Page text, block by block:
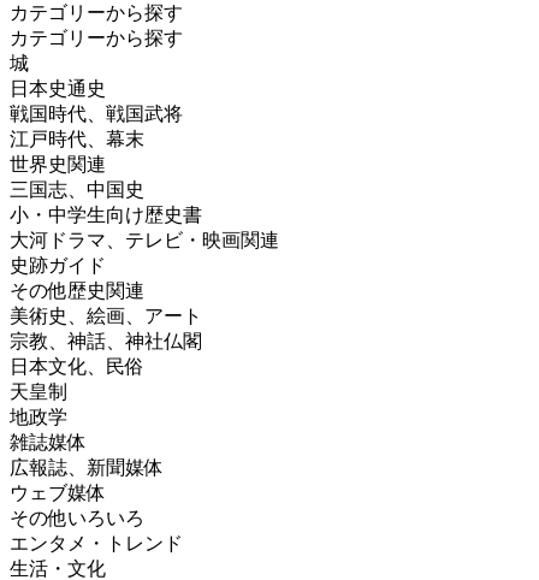
カテゴリーから探す
カテゴリーから探す
城
日本史通史
戦国時代、戦国武将
江戸時代、幕末
世界史関連
三国志、中国史
小・中学生向け歴史書
大河ドラマ、テレビ・映画関連
史跡ガイド
その他歴史関連
美術史、絵画、アート
宗教、神話、神社仏閣
日本文化、民俗
天皇制
地政学
雑誌媒体
広報誌、新聞媒体
ウェブ媒体
その他いろいろ
エンタメ・トレンド
生活・文化